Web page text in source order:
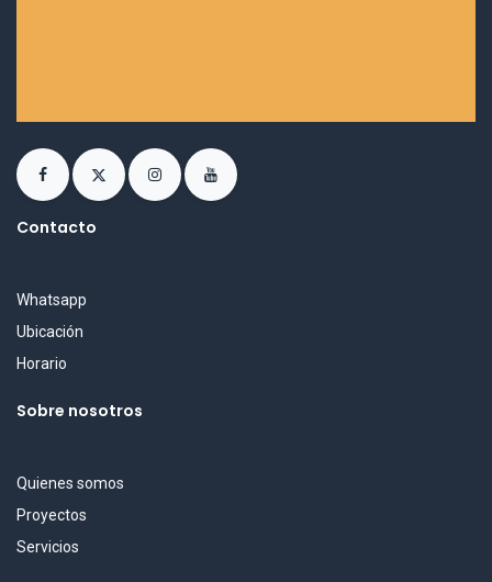
Contacto
Whatsapp
Ubicación
Horario
Sobre nosotros
Quienes somos
Proyectos
Servicios